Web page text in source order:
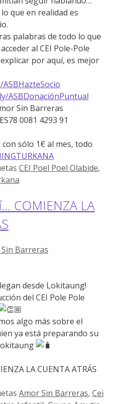
que en realidad es
palabras de todo lo que
al CEI Pole-Pole
por aquí, es mejor
ASBHazteSocio
ASBDonaciónPuntual
Sin Barreras
0081 4293 91
sólo 1€ al mes, todo
CEI Poel Poel Olabide,
COMIENZA LA
Barreras
desde Lokitaung!
del CEI Pole Pole
algo más sobre el
ya está preparando su
LA CUENTA ATRÁS
Amor Sin Barreras, Cei